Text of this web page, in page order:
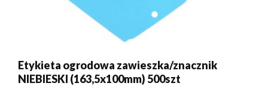
Etykieta ogrodowa zawieszka/znacznik
NIEBIESKI (163,5x100mm) 500szt